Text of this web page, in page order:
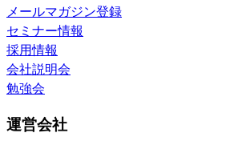
メールマガジン登録
セミナー情報
採用情報
会社説明会
勉強会
運営会社